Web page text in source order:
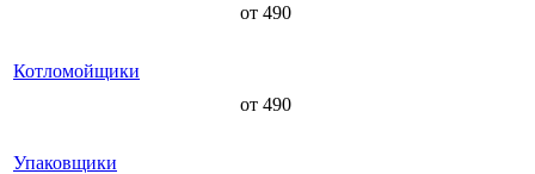
от 490
Котломойщики
от 490
Упаковщики